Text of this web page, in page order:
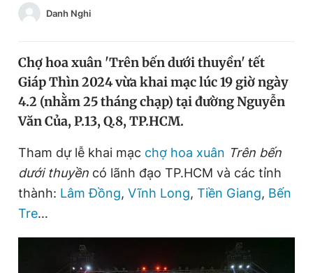
Chào ngày mới
Tin 360
Video Magazine
Sản phẩm khác
Tiện ích Bạn cần biết
Thông tin tòa soạn
Danh Nghi
Chợ hoa xuân 'Trên bến dưới thuyền' tết
Giáp Thìn 2024 vừa khai mạc lúc 19 giờ ngày
4.2 (nhằm 25 tháng chạp) tại đường Nguyễn
Văn Của, P.13, Q.8, TP.HCM.
Tham dự lễ khai mạc chợ hoa xuân Trên bến
dưới thuyền có lãnh đạo TP.HCM và các tỉnh
thành: Lâm Đồng, Vĩnh Long, Tiền Giang, Bến
Tre…